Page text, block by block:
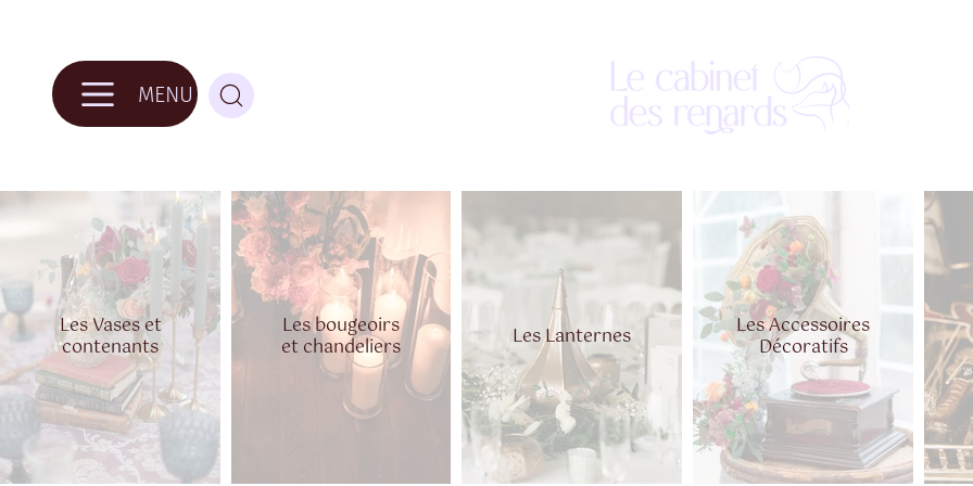
MENU
Les Vases et
contenants
Les bougeoirs
et chandeliers Les Lanternes Les Accessoires
Décoratifs